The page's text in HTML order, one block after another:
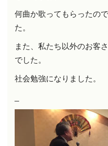
何曲か歌ってもらったの
た。
また、私たち以外のお客
でした。
社会勉強になりました。